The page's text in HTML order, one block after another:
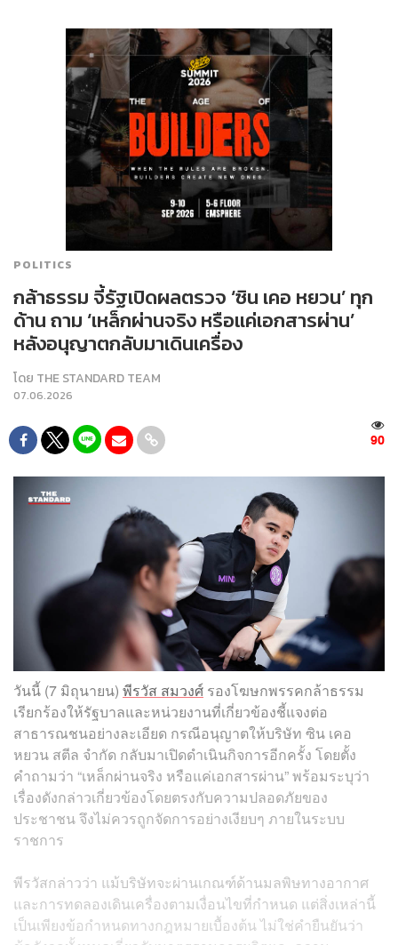
POLITICS
กล้าธรรม จี้รัฐเปิดผลตรวจ ‘ซิน เคอ หยวน’ ทุก
ด้าน ถาม ‘เหล็กผ่านจริง หรือแค่เอกสารผ่าน’
หลังอนุญาตกลับมาเดินเครื่อง
โดย THE STANDARD TEAM
07.06.2026
90
วันนี้ (7 มิถุนายน) พีรวัส สมวงศ์ รองโฆษกพรรคกล้าธรรม
เรียกร้องให้รัฐบาลและหน่วยงานที่เกี่ยวข้องชี้แจงต่อ
สาธารณชนอย่างละเอียด กรณีอนุญาตให้บริษัท ซิน เคอ
หยวน สตีล จำกัด กลับมาเปิดดำเนินกิจการอีกครั้ง โดยตั้ง
คำถามว่า “เหล็กผ่านจริง หรือแค่เอกสารผ่าน” พร้อมระบุว่า
เรื่องดังกล่าวเกี่ยวข้องโดยตรงกับความปลอดภัยของ
ประชาชน จึงไม่ควรถูกจัดการอย่างเงียบๆ ภายในระบบ
ราชการ
พีรวัสกล่าวว่า แม้บริษัทจะผ่านเกณฑ์ด้านมลพิษทางอากาศ
และการทดลองเดินเครื่องตามเงื่อนไขที่กำหนด แต่สิ่งเหล่านี้
เป็นเพียงข้อกำหนดทางกฎหมายเบื้องต้น ไม่ใช่คำยืนยันว่า